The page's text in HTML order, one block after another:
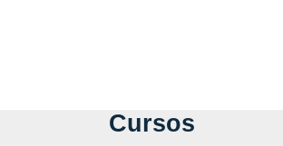
Cursos